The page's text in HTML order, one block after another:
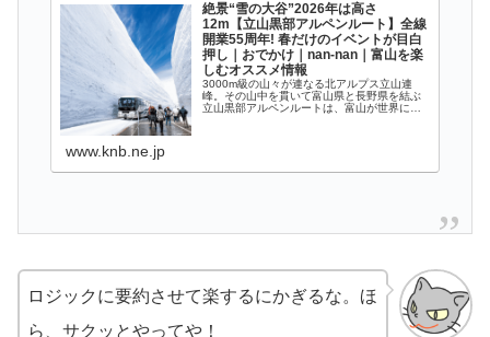
絶景“雪の大谷”2026年は高さ
12m【立山黒部アルペンルート】全線
開業55周年! 春だけのイベントが目白
押し｜おでかけ｜nan-nan｜富山を楽
しむオススメ情報
3000m級の山々が連なる北アルプス立山連
峰。その山中を貫いて富山県と長野県を結ぶ
立山黒部アルペンルートは、富山が世界に誇
www.knb.ne.jp
ロジックに要約させて楽するにかぎるな。ほ
ら、サクッとやってや！